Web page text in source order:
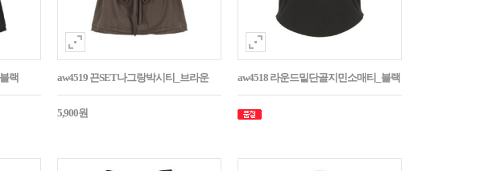
랙 aw4519 끈SET나그랑박시티_브라운
5,900원
aw4518 라운드밑단골지민소매티_블랙